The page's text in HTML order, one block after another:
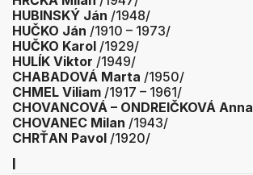
HUBINSKÝ Ján /1948/
HUČKO Ján /1910 – 1973/
HUČKO Karol /1929/
HULÍK Viktor /1949/
CHABADOVÁ Marta /1950/
CHMEL Viliam /1917 – 1961/
CHOVANCOVÁ – ONDREIČKOVÁ Anna
CHOVANEC Milan /1943/
CHRŤAN Pavol /1920/
I